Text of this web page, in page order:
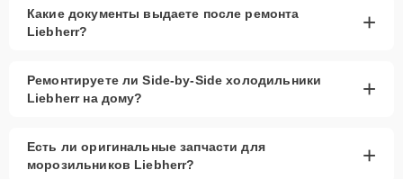
Какие документы выдаете после ремонта
Liebherr?
+
Ремонтируете ли Side-by-Side холодильники
Liebherr на дому?
+
Есть ли оригинальные запчасти для
морозильников Liebherr?
+